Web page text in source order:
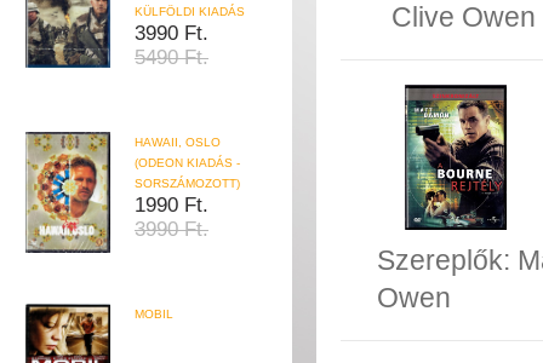
KÜLFÖLDI KIADÁS
3990 Ft.
5490 Ft.
HAWAII, OSLO
(ODEON KIADÁS -
SORSZÁMOZOTT)
1990 Ft.
3990 Ft.
MOBIL
Clive Owen
Szereplők:
Owen